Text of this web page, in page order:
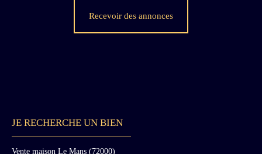
Recevoir des annonces
JE RECHERCHE UN BIEN
Vente maison Le Mans (72000)